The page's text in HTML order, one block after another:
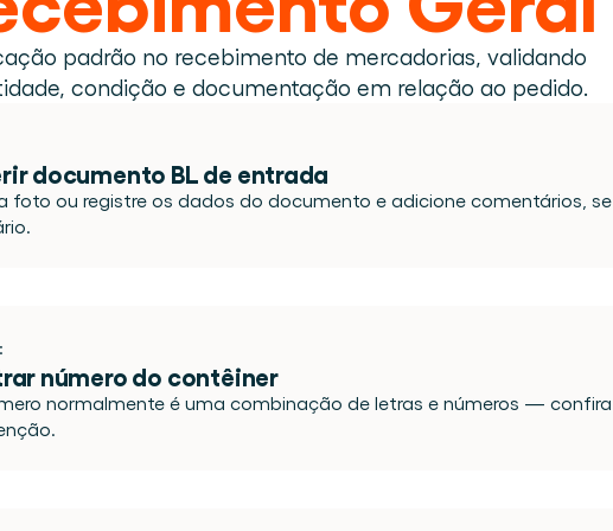
de materiais visível.
e presencial.
desde o primeiro dia.
padrão no recebimento de mercadorias, validando
condição e documentação em relação ao pedido.
documento BL de entrada
foto ou registre os dados do documento e adicione comentários, se
número do contêiner
normalmente é uma combinação de letras e números — confira